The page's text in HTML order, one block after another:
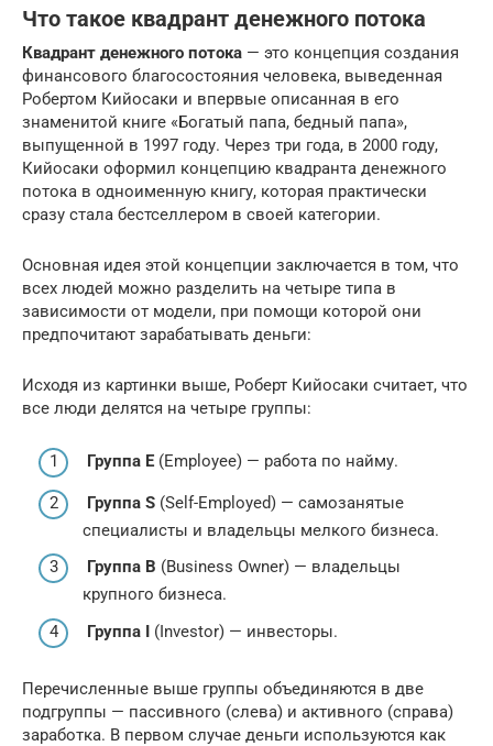
Что такое квадрант денежного потока
Квадрант денежного потока — это концепция создания
финансового благосостояния человека, выведенная
Робертом Кийосаки и впервые описанная в его
знаменитой книге «Богатый папа, бедный папа»,
выпущенной в 1997 году. Через три года, в 2000 году,
Кийосаки оформил концепцию квадранта денежного
потока в одноименную книгу, которая практически
сразу стала бестселлером в своей категории.
Основная идея этой концепции заключается в том, что
всех людей можно разделить на четыре типа в
зависимости от модели, при помощи которой они
предпочитают зарабатывать деньги:
Исходя из картинки выше, Роберт Кийосаки считает, что
все люди делятся на четыре группы:
Группа E (Employee) — работа по найму.
Группа S (Self-Employed) — самозанятые
специалисты и владельцы мелкого бизнеса.
Группа B (Business Owner) — владельцы
крупного бизнеса.
Группа I (Investor) — инвесторы.
Перечисленные выше группы объединяются в две
подгруппы — пассивного (слева) и активного (справа)
заработка. В первом случае деньги используются как